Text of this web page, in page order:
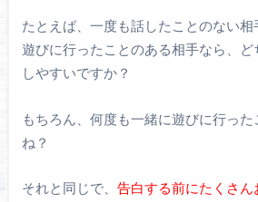
たとえば、一度も話したことのない相
遊びに行ったことのある相手なら、ど
しやすいですか？
もちろん、何度も一緒に遊びに行った
ね？
それと同じで、 告白する前にたくさ